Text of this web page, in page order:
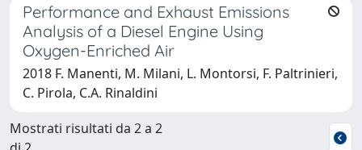
Performance and Exhaust Emissions
Analysis of a Diesel Engine Using
Oxygen-Enriched Air
2018 F. Manenti, M. Milani, L. Montorsi, F. Paltrinieri,
C. Pirola, C.A. Rinaldini
Mostrati risultati da 2 a 2